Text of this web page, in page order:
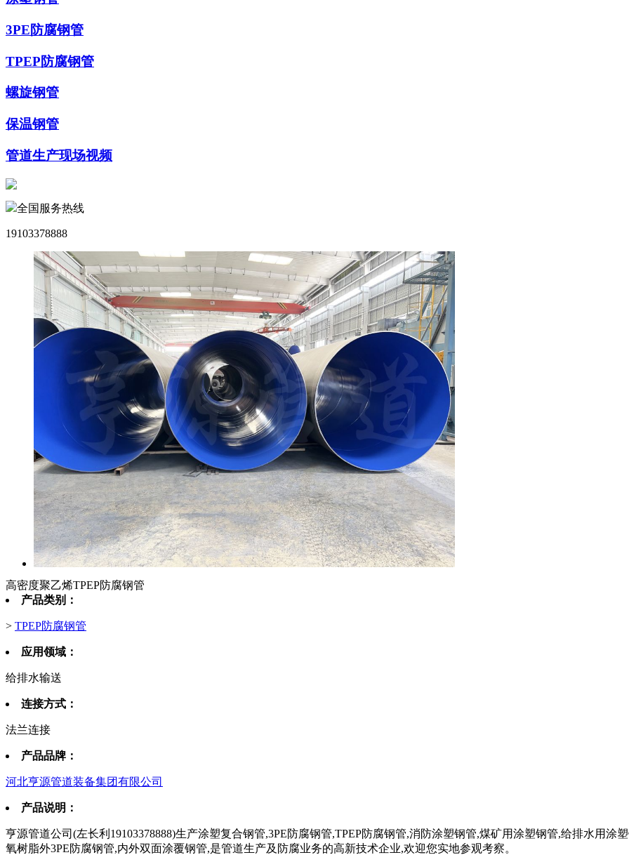
3PE防腐钢管
TPEP防腐钢管
螺旋钢管
保温钢管
管道生产现场视频
全国服务热线
19103378888
高密度聚乙烯TPEP防腐钢管
产品类别：
> TPEP防腐钢管
应用领域：
给排水输送
连接方式：
法兰连接
产品品牌：
河北亨源管道装备集团有限公司
产品说明：
亨源管道公司(左长利19103378888)生产涂塑复合钢管,3PE防腐钢管,TPEP防腐钢管,消防涂塑钢管,煤矿用涂塑钢管,给排水用
氧树脂外3PE防腐钢管,内外双面涂覆钢管,是管道生产及防腐业务的高新技术企业,欢迎您实地参观考察。